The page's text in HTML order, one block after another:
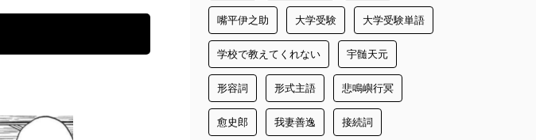
嘴平伊之助 大学受験 大学受験単語
学校で教えてくれない 宇髄天元
形容詞 形式主語 悲鳴嶼行冥
愈史郎 我妻善逸 接続詞